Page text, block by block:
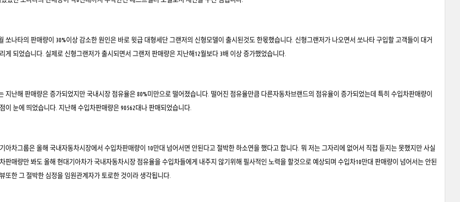
쏘나타의 판매량이 30%이상 감소한 원인은 바로 윗급 대형세단 그랜저의 신형모델이 출시된것도 한몫했습니다. 신형그랜저가 나오면서 쏘나타 구입할 고객들이 대거
게 되었습니다. 실제로 신형그랜저가 출시되면서 그랜저 판매량은 지난해12월보다 3배 이상 증가했었습니다.
지난해 판매량은 증가되었지만 국내시장 점유율은 80%미만으로 떨어졌습니다. 떨어진 점유율만큼 다른자동차브랜드의 점유율이 증가되었는데 특히 수입차판매량이
이 눈에 띄었습니다. 지난해 수입차판매량은 90562대나 판매되었습니다.
아차그룹은 올해 국내자동차시장에서 수입차판매량이 10만대 넘어서면 안된다고 절박한 하소연을 했다고 합니다. 뭐 저는 그자리에 없어서 직접 듣지는 못했지만 사실
판매량만 봐도 올해 현대기아차가 국내자동차시장 점유율을 수입차들에게 내주지 않기위해 필사적인 노력을 할것으로 예상되며 수입차10만대 판매량이 넘어서는 안된
또한 그 절박한 심정을 임원관계자가 토로한 것이라 생각됩니다.